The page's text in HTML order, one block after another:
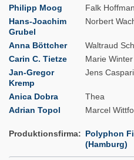
Philipp Moog
Falk
Hans-Joachim
Grubel
Norbert
Anna Böttcher
Waltraud
Carin C. Tietze
Marie Winter
Jan-Gregor
Kremp
Jens Caspari
Anica Dobra
Thea
Adrian Topol
Marcel
Produktionsfirma
Polyphon
(Hamburg)